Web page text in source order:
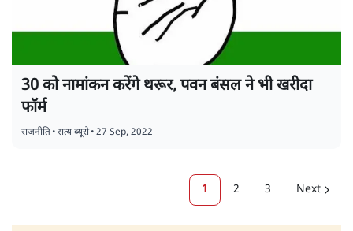
30 को नामांकन करेंगे थरूर, पवन बंसल ने भी खरीदा
फॉर्म
राजनीति•सत्य ब्यूरो•27 Sep, 2022
1 2 3 Next